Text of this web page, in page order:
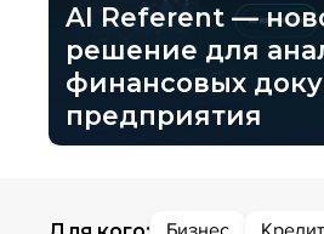
AI Referent —
решение для
финансовых
предприятия